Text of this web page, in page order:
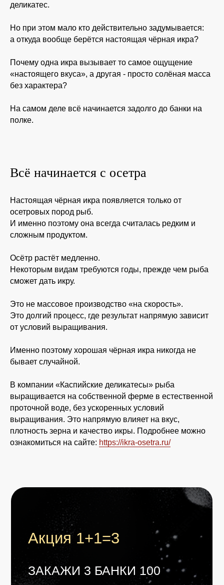
деликатес.
Но при этом мало кто действительно задумывается:
а откуда вообще берётся настоящая чёрная икра?
Почему одна икра вызывает то самое ощущение
«настоящего вкуса», а другая - просто солёная масса
без характера?
На самом деле всё начинается задолго до банки на
полке.
Всё начинается с осетра
Настоящая чёрная икра появляется только от
осетровых пород рыб.
И именно поэтому она всегда считалась редким и
сложным продуктом.
Осётр растёт медленно.
Некоторым видам требуются годы, прежде чем рыба
сможет дать икру.
Это не массовое производство «на скорость».
Это долгий процесс, где результат напрямую зависит
от условий выращивания.
Именно поэтому хорошая чёрная икра никогда не
бывает случайной.
В компании «Каспийские деликатесы» рыба
выращивается на собственной ферме в естественной
проточной воде, без ускоренных условий
выращивания. Это напрямую влияет на вкус,
плотность зерна и качество икры. Подробнее можно
ознакомиться на сайте: https://ikra-osetra.ru/
Акция 1+1=3
ЗАКАЖИ 3 БАНКИ 100
Г. ИКРЫ
ПРЕМИАЛЬНОЙ
13 990 РУБ. ВМЕСТО
19 800 РУБ.
Оставить заявку
руки